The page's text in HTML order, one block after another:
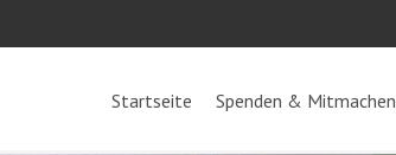
Startseite Spenden & Mitmachen